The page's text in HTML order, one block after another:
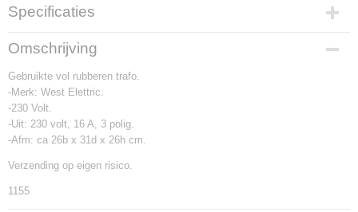
Specificaties
Productcode
1155
Omschrijving
Gebruikte vol rubberen trafo.
-Merk: West Elettric.
-230 Volt.
-Uit: 230 volt, 16 A, 3 polig.
-Afm: ca 26b x 31d x 26h cm.
Verzending op eigen risico.
1155